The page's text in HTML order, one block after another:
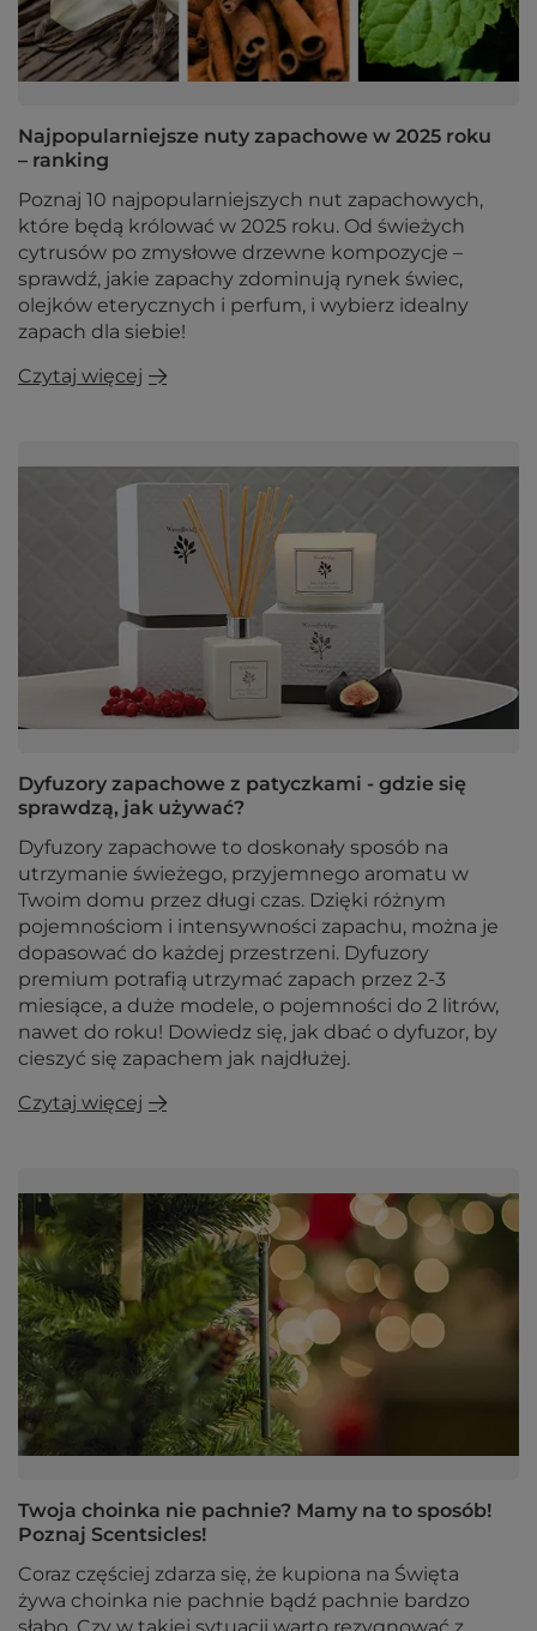
Najpopularniejsze nuty zapachowe w 2025 roku
– ranking
Poznaj 10 najpopularniejszych nut zapachowych,
które będą królować w 2025 roku. Od świeżych
cytrusów po zmysłowe drzewne kompozycje –
sprawdź, jakie zapachy zdominują rynek świec,
olejków eterycznych i perfum, i wybierz idealny
zapach dla siebie!
Czytaj więcej
Dyfuzory zapachowe z patyczkami - gdzie się
sprawdzą, jak używać?
Dyfuzory zapachowe to doskonały sposób na
utrzymanie świeżego, przyjemnego aromatu w
Twoim domu przez długi czas. Dzięki różnym
pojemnościom i intensywności zapachu, można je
dopasować do każdej przestrzeni. Dyfuzory
premium potrafią utrzymać zapach przez 2-3
miesiące, a duże modele, o pojemności do 2 litrów,
nawet do roku! Dowiedz się, jak dbać o dyfuzor, by
cieszyć się zapachem jak najdłużej.
Czytaj więcej
Twoja choinka nie pachnie? Mamy na to sposób!
Poznaj Scentsicles!
Coraz częściej zdarza się, że kupiona na Święta
żywa choinka nie pachnie bądź pachnie bardzo